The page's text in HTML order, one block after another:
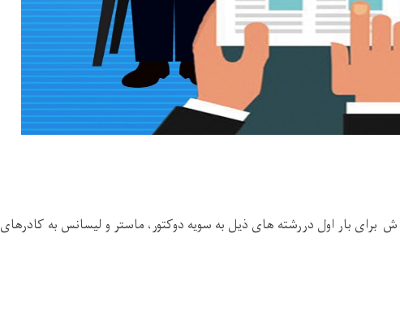
ش برای بار اول دررشته های ذیل به سویه دوکتور، ماستر و لیسانس به کادرهای